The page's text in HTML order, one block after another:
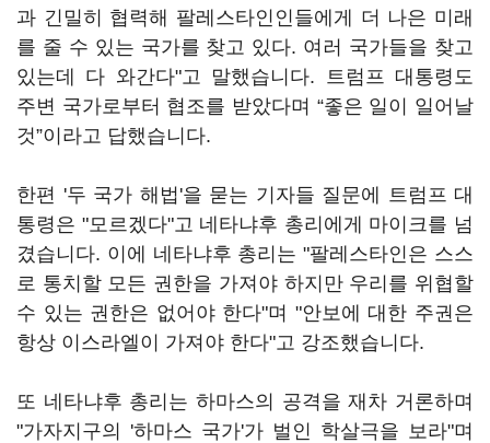
과 긴밀히 협력해 팔레스타인인들에게 더 나은 미래
를 줄 수 있는 국가를 찾고 있다. 여러 국가들을 찾고
있는데 다 와간다"고 말했습니다. 트럼프 대통령도
주변 국가로부터 협조를 받았다며 “좋은 일이 일어날
것”이라고 답했습니다.
한편 '두 국가 해법'을 묻는 기자들 질문에 트럼프 대
통령은 "모르겠다"고 네타냐후 총리에게 마이크를 넘
겼습니다. 이에 네타냐후 총리는 "팔레스타인은 스스
로 통치할 모든 권한을 가져야 하지만 우리를 위협할
수 있는 권한은 없어야 한다"며 "안보에 대한 주권은
항상 이스라엘이 가져야 한다"고 강조했습니다.
또 네타냐후 총리는 하마스의 공격을 재차 거론하며
"가자지구의 '하마스 국가'가 벌인 학살극을 보라"며